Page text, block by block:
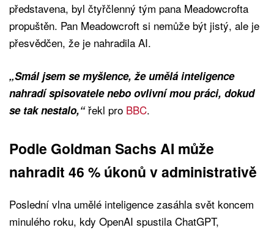
představena, byl čtyřčlenný tým pana Meadowcrofta
propuštěn. Pan Meadowcroft si nemůže být jistý, ale je
přesvědčen, že je nahradila AI.
„Smál jsem se myšlence, že umělá inteligence
nahradí spisovatele nebo ovlivní mou práci, dokud
se tak nestalo,“řekl pro BBC.
Podle Goldman Sachs AI může
nahradit 46 % úkonů v administrativě
Poslední vlna umělé inteligence zasáhla svět koncem
minulého roku, kdy OpenAI spustila ChatGPT,